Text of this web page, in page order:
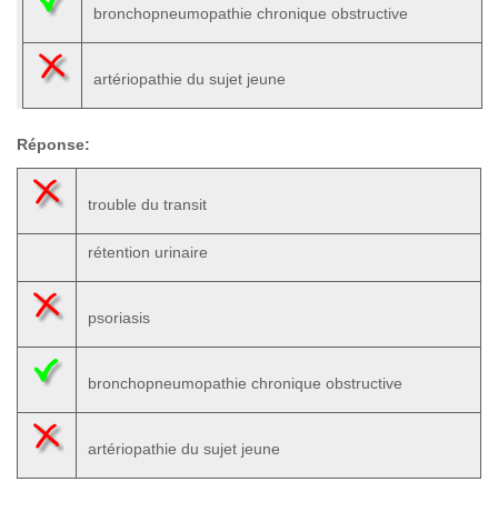
bronchopneumopathie chronique obstructive
artériopathie du sujet jeune
Réponse:
trouble du transit
rétention urinaire
psoriasis
bronchopneumopathie chronique obstructive
artériopathie du sujet jeune